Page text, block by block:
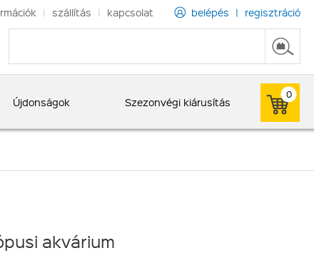
| szállítás | kapcsolat belépés | regisztráció
Újdonságok Szezonvégi kiárusítás
0
akvárium